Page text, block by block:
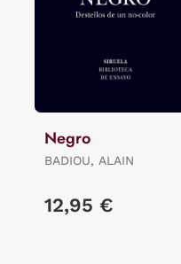
Negro
BADIOU, ALAIN
12,95 €